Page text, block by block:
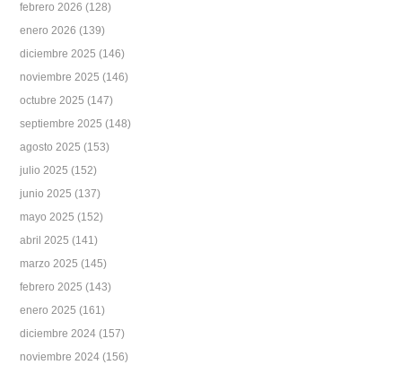
febrero 2026 (128)
enero 2026 (139)
diciembre 2025 (146)
noviembre 2025 (146)
octubre 2025 (147)
septiembre 2025 (148)
agosto 2025 (153)
julio 2025 (152)
junio 2025 (137)
mayo 2025 (152)
abril 2025 (141)
marzo 2025 (145)
febrero 2025 (143)
enero 2025 (161)
diciembre 2024 (157)
noviembre 2024 (156)